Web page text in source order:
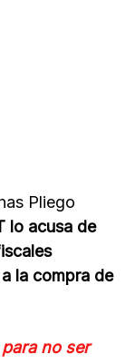
Pliego
lo acusa de
la compra de
no ser